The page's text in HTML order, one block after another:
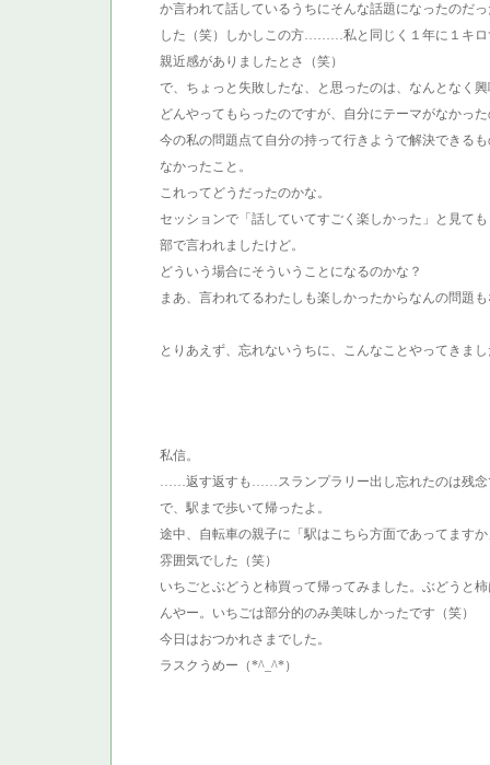
か言われて話しているうちにそんな話題になったのだ
した（笑）しかしこの方………私と同じく１年に１キ
親近感がありましたとさ（笑）
で、ちょっと失敗したな、と思ったのは、なんとなく
どんやってもらったのですが、自分にテーマがなかっ
今の私の問題点て自分の持って行きようで解決できる
なかったこと。
これってどうだったのかな。
セッションで「話していてすごく楽しかった」と見て
部で言われましたけど。
どういう場合にそういうことになるのかな？
まあ、言われてるわたしも楽しかったからなんの問題
とりあえず、忘れないうちに、こんなことやってきま
私信。
……返す返すも……スランプラリー出し忘れたのは残
で、駅まで歩いて帰ったよ。
途中、自転車の親子に「駅はこちら方面であってます
雰囲気でした（笑）
いちごとぶどうと柿買って帰ってみました。ぶどうと
んやー。いちごは部分的のみ美味しかったです（笑）
今日はおつかれさまでした。
ラスクうめー（*^_^*）